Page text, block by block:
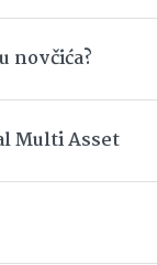
novčića?
Multi Asset